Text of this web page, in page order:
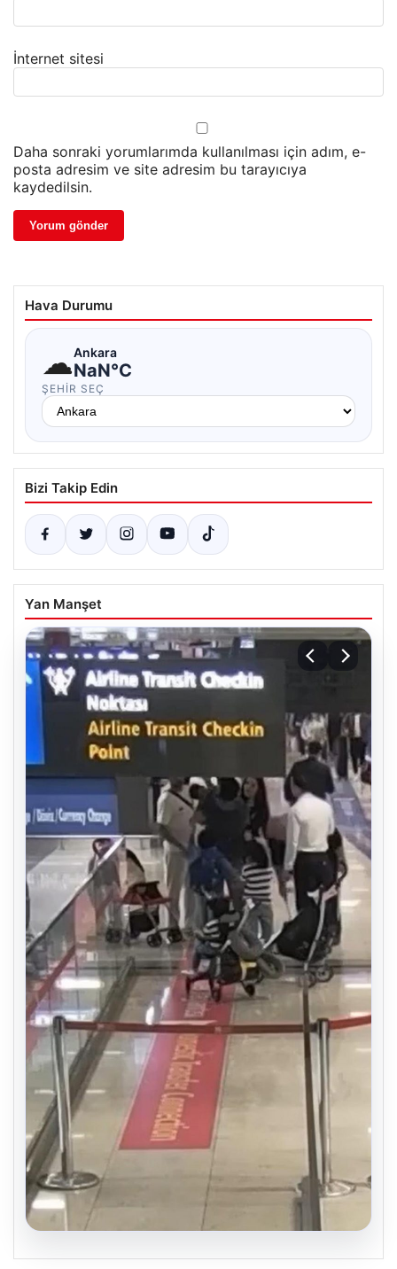
İnternet sitesi
Daha sonraki yorumlarımda kullanılması için adım, e-
posta adresim ve site adresim bu tarayıcıya
kaydedilsin.
Hava Durumu
☁Ankara
NaN°C
ŞEHIR SEÇ
Bizi Takip Edin
Yan Manşet
05.08.2026